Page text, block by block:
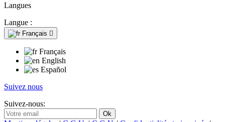
Langues
Langue :
Français 
Français
English
Español
Suivez nous
Suivez-nous: